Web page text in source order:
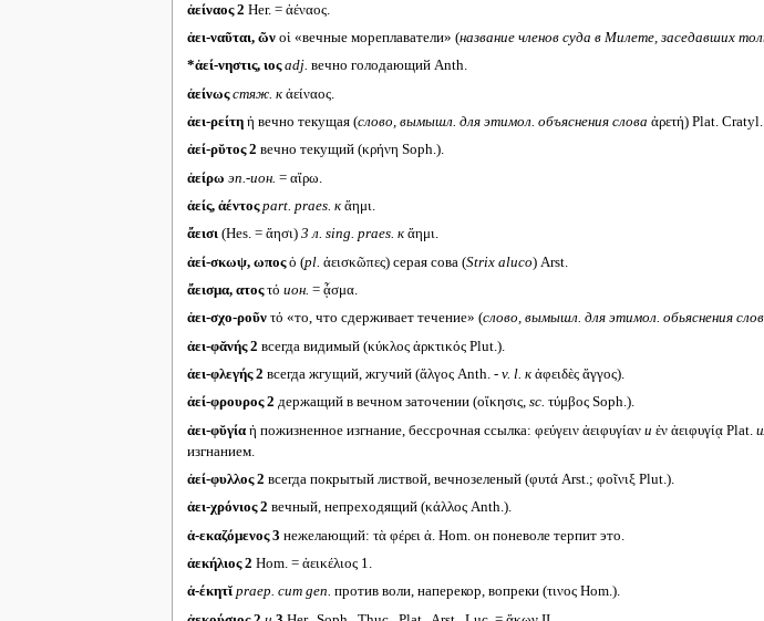
ἀείναος 2 Her. = ἀέναος.
ἀει-ναῦται, ῶνοἱ «вечные мореплаватели» (название членов суда в Милете, заседавших
*ἀεί-νηστις, ιος adj. вечно голодающий Anth.
ἀείνως стяж. кἀείναος.
ἀει-ρείτη ἡ вечно текущая (слово, вымышл. для этимол. объяснения слова ἀρετή) Plat.
ἀεί-ρῠτος 2 вечно текущий (κρήνη Soph.).
ἀείρω эп.-ион. = αἴρω.
ἀείς, ἀέντος part. praes. кἄημι.
ἄεισι (Hes. = ἄησι)3 л. sing. praes. кἄημι.
ἀεί-σκωψ, ωποςὁ (pl. ἀεισκῶπες) серая сова (Strix aluco) Arst.
ἄεισμα, ατοςτό ион. = ᾆσμα.
ἀει-σχο-ροῦν τό «то, что сдерживает течение» (слово, вымышл. для этимол. обьяснения
ἀει-φᾰνής 2 всегда видимый (κύκλος ἀρκτικός Plut.).
ἀει-φλεγής 2 всегда жгущий, жгучий (ἄλγος Anth. - v. l. кἀφειδὲς ἄγγος).
ἀεί-φρουρος 2 держащий в вечном заточении (οἴκησις, sc. τύμβος Soph.).
ἀει-φῠγία ἡ пожизненное изгнание, бессрочная ссылка: φεύγειν ἀειφυγίαν и ἐν ἀειφυγίᾳ Plat.
изгнанием.
ἀεί-φυλλος 2 всегда покрытый листвой, вечнозеленый (φυτά Arst.; φοῖνιξ Plut.).
ἀει-χρόνιος 2 вечный, непреходящий (κάλλος Anth.).
ἀ-εκαζόμενος 3 нежелающий: τὰ φέρει ἀ. Hom. он поневоле терпит это.
ἀεκήλιος 2 Hom. = ἀεικέλιος 1.
ἀ-έκητῐ praep. cum gen. против воли, наперекор, вопреки (τινος Hom.).